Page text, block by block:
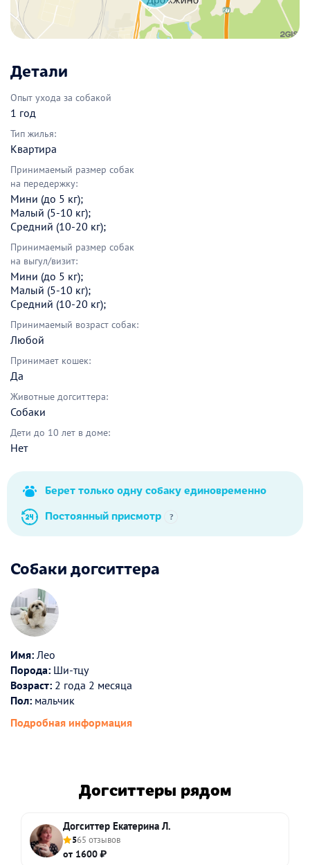
Детали
Опыт ухода за собакой
1 год
Тип жилья:
Квартира
Принимаемый размер собак
на передержку:
Мини (до 5 кг);
Малый (5-10 кг);
Средний (10-20 кг);
Принимаемый размер собак
на выгул/визит:
Мини (до 5 кг);
Малый (5-10 кг);
Средний (10-20 кг);
Принимаемый возраст собак:
Любой
Принимает кошек:
Да
Животные догситтера:
Собаки
Дети до 10 лет в доме:
Нет
Берет только одну собаку единовременно
Постоянный присмотр
?
Собаки догситтера
Имя: Лео
Порода: Ши-тцу
Возраст: 2 года 2 месяца
Пол: мальчик
Подробная информация
Догситтеры рядом
Догситтер Екатерина Л.
565 отзывов
от 1600 ₽